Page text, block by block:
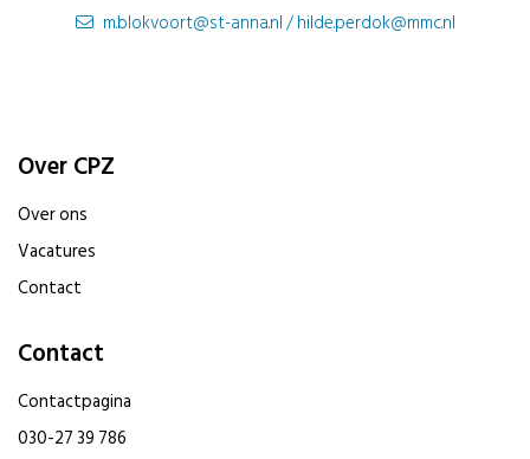
m.blokvoort@st-anna.nl / hilde.perdok@mmc.nl
Over CPZ
Over ons
Vacatures
Contact
Contact
Contactpagina
030-27 39 786